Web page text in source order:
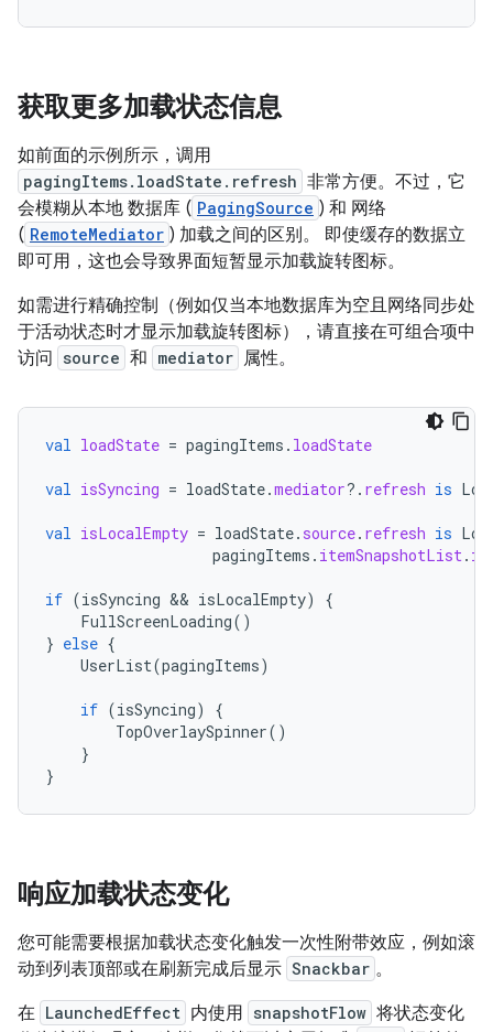
获取更多加载状态信息
如前面的示例所示，调用
pagingItems.loadState.refresh 非常方便。不过，它
会模糊从本地 数据库 ( PagingSource ) 和 网络
( RemoteMediator ) 加载之间的区别。 即使缓存的数据立
即可用，这也会导致界面短暂显示加载旋转图标。
如需进行精确控制（例如仅当本地数据库为空且网络同步处
于活动状态时才显示加载旋转图标），请直接在可组合项中
访问
source 和 mediator 属性。
val loadState = pagingItems . loadState
val isSyncing = loadState.mediator?. refresh is
val isLocalEmpty = loadState. source. refresh is
pagingItems . itemSnapshotList.
if (isSyncing && isLocalEmpty)
{
FullScreenLoading()
} else {
UserList(pagingItems)
if (isSyncing)
{
TopOverlaySpinner()
}
}
响应加载状态变化
您可能需要根据加载状态变化触发一次性附带效应，例如滚
动到列表顶部或在刷新完成后显示 Snackbar 。
在 LaunchedEffect 内使用 snapshotFlow 将状态变化